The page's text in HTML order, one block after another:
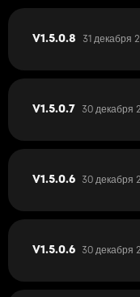
V1.5.0.8 31 декабря
V1.5.0.7 30 декабря
V1.5.0.6 30 декабря
V1.5.0.6 30 декабря